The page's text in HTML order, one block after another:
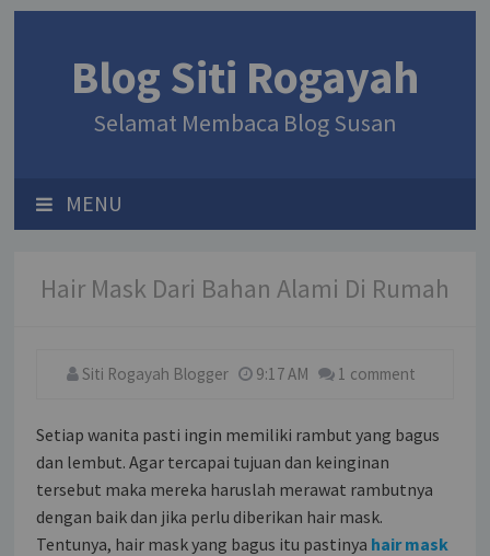
Blog Siti Rogayah
Selamat Membaca Blog Susan
MENU
Hair Mask Dari Bahan Alami Di Rumah
Siti Rogayah Blogger 9:17 AM 1 comment
Setiap wanita pasti ingin memiliki rambut yang bagus
dan lembut. Agar tercapai tujuan dan keinginan
tersebut maka mereka haruslah merawat rambutnya
dengan baik dan jika perlu diberikan hair mask.
Tentunya, hair mask yang bagus itu pastinya hair mask